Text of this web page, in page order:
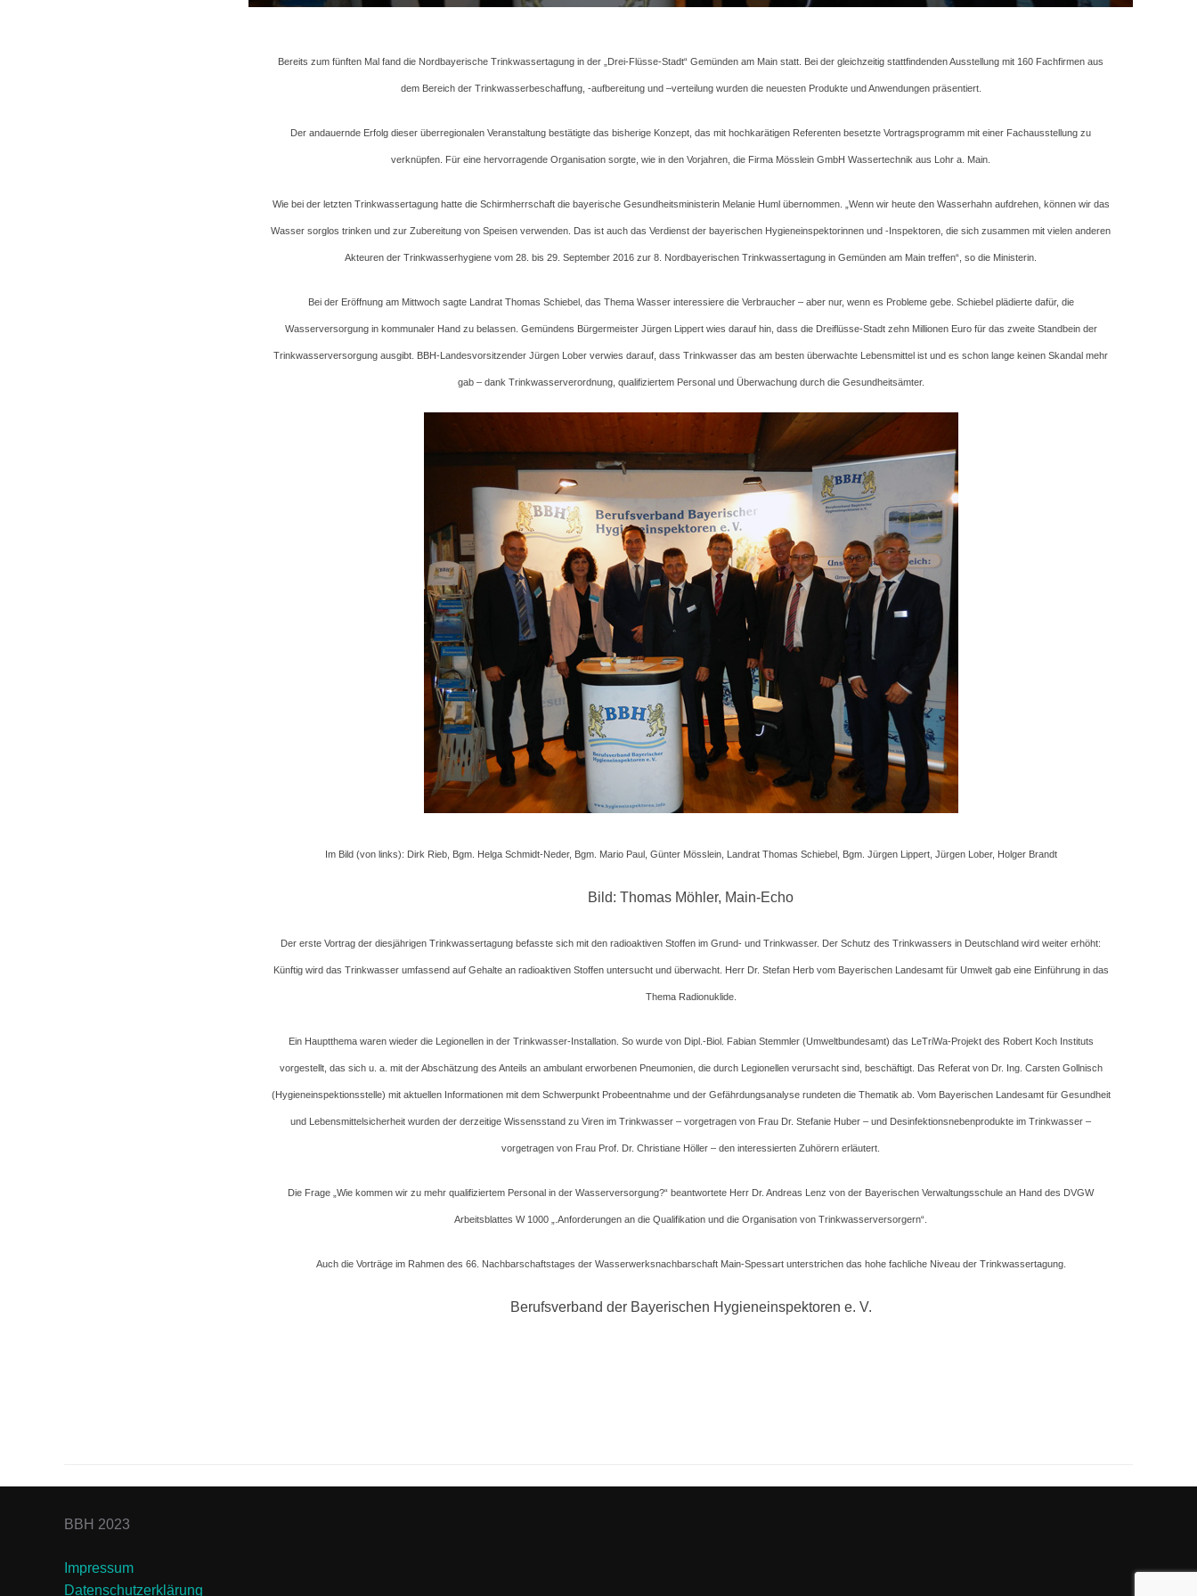
Bereits zum fünften Mal fand die Nordbayerische Trinkwassertagung in der „Drei-Flüsse-Stadt“ Gemünden am Main statt. Bei der gleichzeitig stattfindenden Ausstellung mit 160 Fachfirmen aus
dem Bereich der Trinkwasserbeschaffung, -aufbereitung und –verteilung wurden die neuesten Produkte und Anwendungen präsentiert.
Der andauernde Erfolg dieser überregionalen Veranstaltung bestätigte das bisherige Konzept, das mit hochkarätigen Referenten besetzte Vortragsprogramm mit einer Fachausstellung zu
verknüpfen. Für eine hervorragende Organisation sorgte, wie in den Vorjahren, die Firma Mösslein GmbH Wassertechnik aus Lohr a. Main.
Wie bei der letzten Trinkwassertagung hatte die Schirmherrschaft die bayerische Gesundheitsministerin Melanie Huml übernommen. „Wenn wir heute den Wasserhahn aufdrehen, können wir das
Wasser sorglos trinken und zur Zubereitung von Speisen verwenden. Das ist auch das Verdienst der bayerischen Hygieneinspektorinnen und -Inspektoren, die sich zusammen mit vielen anderen
Akteuren der Trinkwasserhygiene vom 28. bis 29. September 2016 zur 8. Nordbayerischen Trinkwassertagung in Gemünden am Main treffen“, so die Ministerin.
Bei der Eröffnung am Mittwoch sagte Landrat Thomas Schiebel, das Thema Wasser interessiere die Verbraucher – aber nur, wenn es Probleme gebe. Schiebel plädierte dafür, die
Wasserversorgung in kommunaler Hand zu belassen. Gemündens Bürgermeister Jürgen Lippert wies darauf hin, dass die Dreiflüsse-Stadt zehn Millionen Euro für das zweite Standbein der
Trinkwasserversorgung ausgibt. BBH-Landesvorsitzender Jürgen Lober verwies darauf, dass Trinkwasser das am besten überwachte Lebensmittel ist und es schon lange keinen Skandal mehr
gab – dank Trinkwasserverordnung, qualifiziertem Personal und Überwachung durch die Gesundheitsämter.
Im Bild (von links): Dirk Rieb, Bgm. Helga Schmidt-Neder, Bgm. Mario Paul, Günter Mösslein, Landrat Thomas Schiebel, Bgm. Jürgen Lippert, Jürgen Lober, Holger Brandt
Bild: Thomas Möhler, Main-Echo
Der erste Vortrag der diesjährigen Trinkwassertagung befasste sich mit den radioaktiven Stoffen im Grund- und Trinkwasser. Der Schutz des Trinkwassers in Deutschland wird weiter erhöht:
Künftig wird das Trinkwasser umfassend auf Gehalte an radioaktiven Stoffen untersucht und überwacht. Herr Dr. Stefan Herb vom Bayerischen Landesamt für Umwelt gab eine Einführung in das
Thema Radionuklide.
Ein Hauptthema waren wieder die Legionellen in der Trinkwasser-Installation. So wurde von Dipl.-Biol. Fabian Stemmler (Umweltbundesamt) das LeTriWa-Projekt des Robert Koch Instituts
vorgestellt, das sich u. a. mit der Abschätzung des Anteils an ambulant erworbenen Pneumonien, die durch Legionellen verursacht sind, beschäftigt. Das Referat von Dr. Ing. Carsten Gollnisch
(Hygieneinspektionsstelle) mit aktuellen Informationen mit dem Schwerpunkt Probeentnahme und der Gefährdungsanalyse rundeten die Thematik ab. Vom Bayerischen Landesamt für Gesundheit
und Lebensmittelsicherheit wurden der derzeitige Wissensstand zu Viren im Trinkwasser – vorgetragen von Frau Dr. Stefanie Huber – und Desinfektionsnebenprodukte im Trinkwasser –
vorgetragen von Frau Prof. Dr. Christiane Höller – den interessierten Zuhörern erläutert.
Die Frage „Wie kommen wir zu mehr qualifiziertem Personal in der Wasserversorgung?“ beantwortete Herr Dr. Andreas Lenz von der Bayerischen Verwaltungsschule an Hand des DVGW
Arbeitsblattes W 1000 „.Anforderungen an die Qualifikation und die Organisation von Trinkwasserversorgern“.
Auch die Vorträge im Rahmen des 66. Nachbarschaftstages der Wasserwerksnachbarschaft Main-Spessart unterstrichen das hohe fachliche Niveau der Trinkwassertagung.
Berufsverband der Bayerischen Hygieneinspektoren e. V.
BBH 2023
Impressum
Datenschutzerklärung